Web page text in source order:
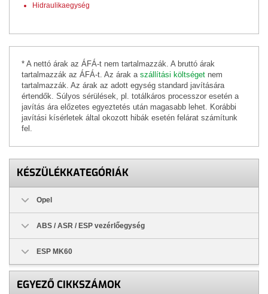
Hidraulikaegység
* A nettó árak az ÁFÁ-t nem tartalmazzák. A bruttó árak
tartalmazzák az ÁFÁ-t. Az árak a szállítási költséget nem
tartalmazzák. Az árak az adott egység standard javítására
értendők. Súlyos sérülések, pl. totálkáros processzor esetén a
javítás ára előzetes egyeztetés után magasabb lehet. Korábbi
javítási kísérletek által okozott hibák esetén felárat számítunk
fel.
KÉSZÜLÉKKATEGÓRIÁK
Opel
ABS / ASR / ESP vezérlőegység
ESP MK60
EGYEZŐ CIKKSZÁMOK